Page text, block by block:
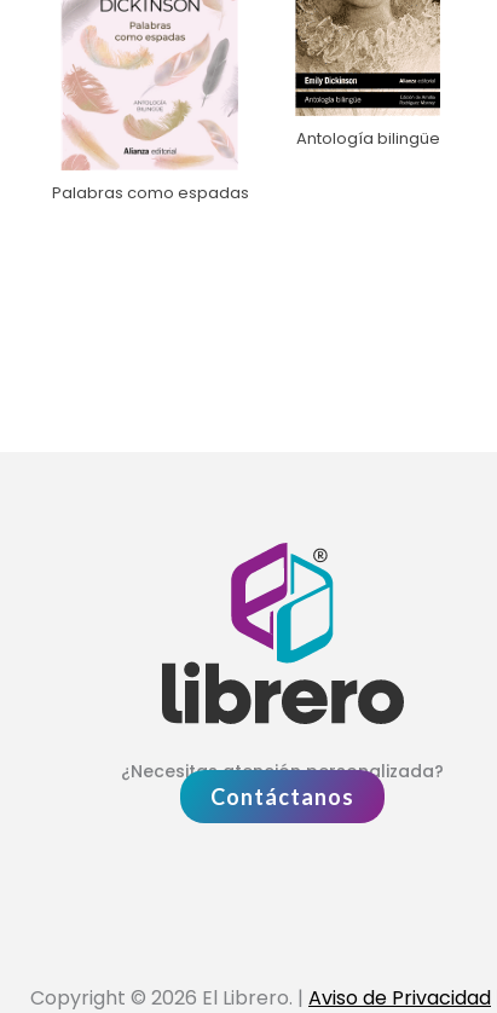
Palabras como espadas
Antología bilingüe
¿Necesitas atención personalizada?
Contáctanos
Copyright © 2026 El Librero. | Aviso de Privacidad